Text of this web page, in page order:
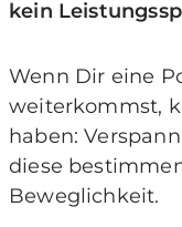
kein
Wenn Dir eine
weiterkommst,
haben:
diese
Beweglichkeit.